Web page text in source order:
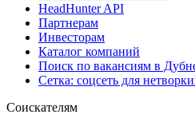
HeadHunter API
Партнерам
Инвесторам
Каталог компаний
Поиск по вакансиям в
Сетка: соцсеть для
Соискателям